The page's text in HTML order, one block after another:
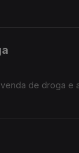
de droga e